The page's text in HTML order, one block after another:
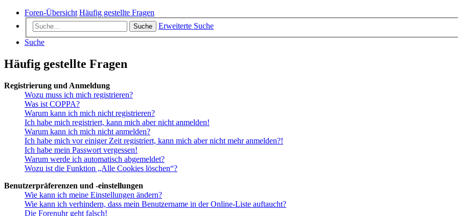
Foren-Übersicht Häufig gestellte Fragen
Suche
Erweiterte Suche
Suche
Häufig gestellte Fragen
Registrierung und Anmeldung
Wozu muss ich mich registrieren?
Was ist COPPA?
Warum kann ich mich nicht registrieren?
Ich habe mich registriert, kann mich aber nicht anmelden!
Warum kann ich mich nicht anmelden?
Ich habe mich vor einiger Zeit registriert, kann mich aber nicht mehr anmelden?!
Ich habe mein Passwort vergessen!
Warum werde ich automatisch abgemeldet?
Wozu ist die Funktion „Alle Cookies löschen“?
Benutzerpräferenzen und -einstellungen
Wie kann ich meine Einstellungen ändern?
Wie kann ich verhindern, dass mein Benutzername in der Online-Liste auftaucht?
Die Forenuhr geht falsch!